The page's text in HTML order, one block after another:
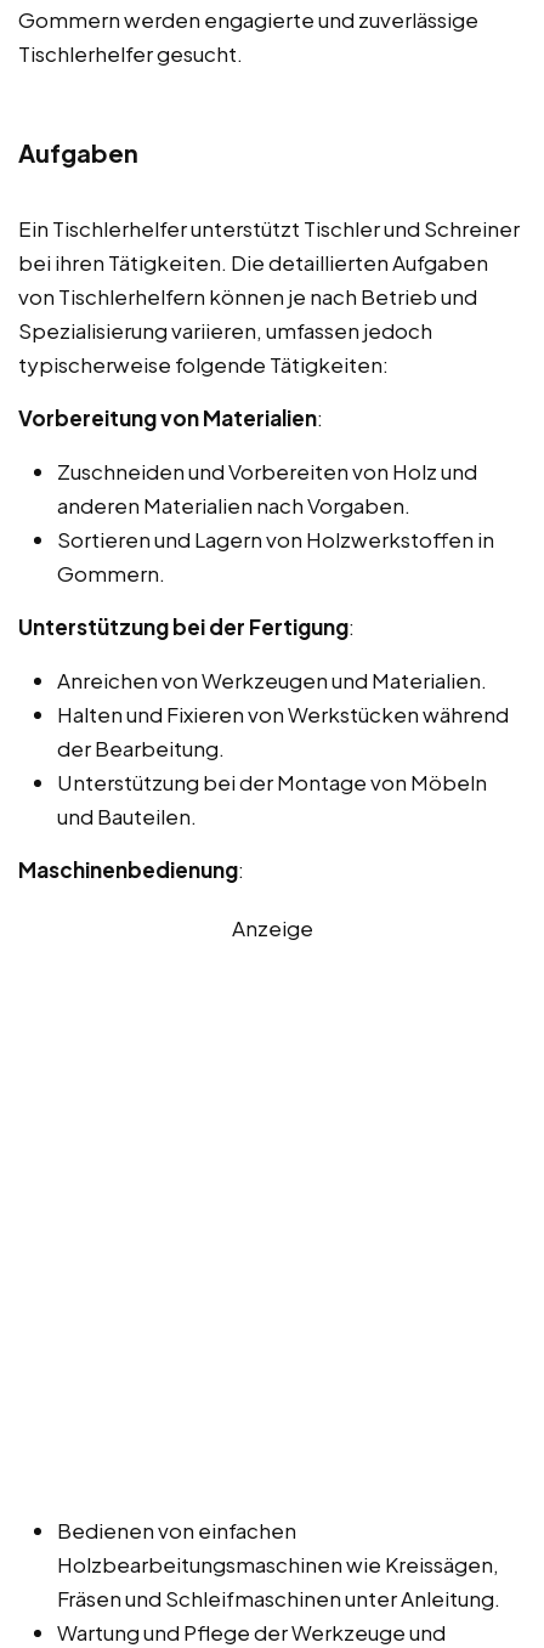
Gommern werden engagierte und zuverlässige
Tischlerhelfer gesucht.
Aufgaben
Ein Tischlerhelfer unterstützt Tischler und Schreiner
bei ihren Tätigkeiten. Die detaillierten Aufgaben
von Tischlerhelfern können je nach Betrieb und
Spezialisierung variieren, umfassen jedoch
typischerweise folgende Tätigkeiten:
Vorbereitung von Materialien:
Zuschneiden und Vorbereiten von Holz und
anderen Materialien nach Vorgaben.
Sortieren und Lagern von Holzwerkstoffen in
Gommern.
Unterstützung bei der Fertigung:
Anreichen von Werkzeugen und Materialien.
Halten und Fixieren von Werkstücken während
der Bearbeitung.
Unterstützung bei der Montage von Möbeln
und Bauteilen.
Maschinenbedienung:
Anzeige
Bedienen von einfachen
Holzbearbeitungsmaschinen wie Kreissägen,
Fräsen und Schleifmaschinen unter Anleitung.
Wartung und Pflege der Werkzeuge und